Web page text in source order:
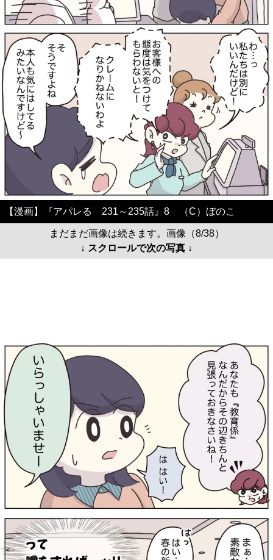
【漫画】『アパレる 231～235話』8 （C）ぼのこ
まだまだ画像は続きます。画像（8/38）
↓ スクロールで次の写真 ↓